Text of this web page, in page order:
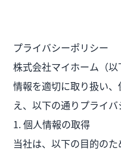
プライバシーポリシー
株式会社マイホーム（
情報を適切に取り扱い
え、以下の通りプライバ
1. 個人情報の取得
当社は、以下の目的の